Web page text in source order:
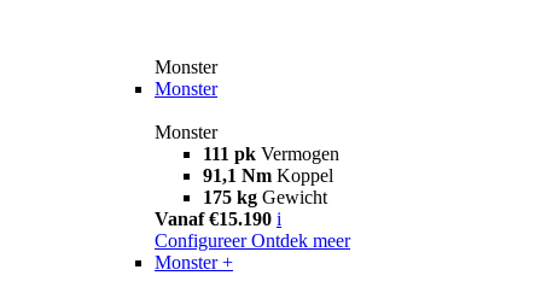
Monster
Monster
Monster
111 pk Vermogen
91,1 Nm Koppel
175 kg Gewicht
Vanaf €15.190 i
Configureer Ontdek meer
Monster +